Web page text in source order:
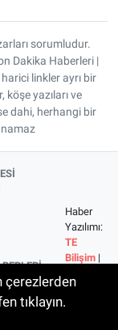
sorumludur.
Dakika Haberleri |
linkler ayrı bir
köşe yazıları ve
dahi, herhangi bir
Haber
Yazılımı:
TE
Bilişim |
© 2026
çerezlerden
tıklayın.